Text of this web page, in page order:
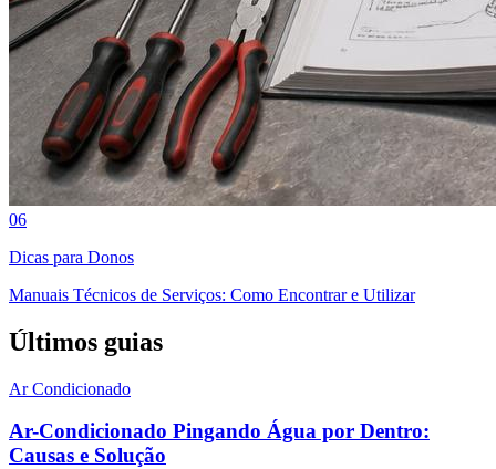
06
Dicas para Donos
Manuais Técnicos de Serviços: Como Encontrar e Utilizar
Últimos guias
Ar Condicionado
Ar-Condicionado Pingando Água por Dentro:
Causas e Solução